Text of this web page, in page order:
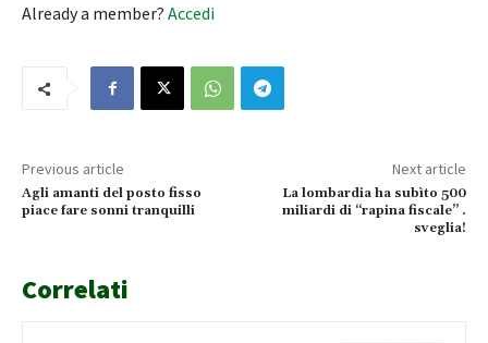
Already a member? Accedi
Previous article
Agli amanti del posto fisso
piace fare sonni tranquilli
Next article
La lombardia ha subìto 500
miliardi di “rapina fiscale” .
sveglia!
Correlati